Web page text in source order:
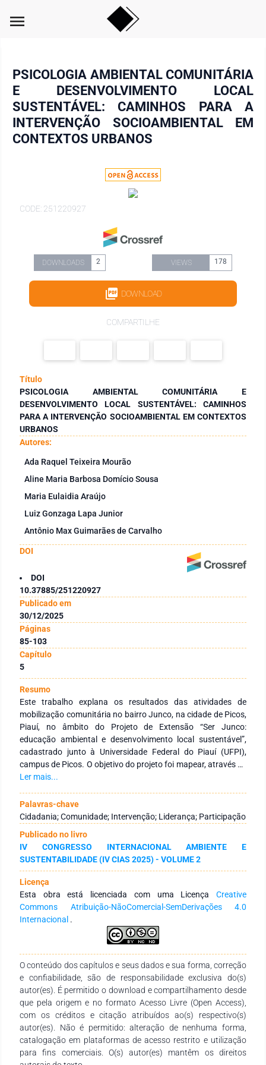
menu
PSICOLOGIA AMBIENTAL COMUNITÁRIA
E DESENVOLVIMENTO LOCAL
SUSTENTÁVEL: CAMINHOS PARA A
INTERVENÇÃO SOCIOAMBIENTAL EM
CONTEXTOS URBANOS
CODE: 251220927
DOWNLOADS 2 VIEWS 178
DOWNLOAD
COMPARTILHE
Título
PSICOLOGIA AMBIENTAL COMUNITÁRIA E
DESENVOLVIMENTO LOCAL SUSTENTÁVEL: CAMINHOS
PARA A INTERVENÇÃO SOCIOAMBIENTAL EM CONTEXTOS
URBANOS
Autores:
Ada Raquel Teixeira Mourão
Aline Maria Barbosa Domício Sousa
Maria Eulaidia Araújo
Luiz Gonzaga Lapa Junior
Antônio Max Guimarães de Carvalho
DOI
DOI
10.37885/251220927
Publicado em
30/12/2025
Páginas
85-103
Capítulo
5
Resumo
Este trabalho explana os resultados das atividades de
mobilização comunitária no bairro Junco, na cidade de Picos,
Piauí, no âmbito do Projeto de Extensão “Ser Junco:
educação ambiental e desenvolvimento local sustentável”,
cadastrado junto à Universidade Federal do Piauí (UFPI),
campus de Picos. O objetivo do projeto foi mapear, através de
lideranças comunitárias, os problemas ambientais do bairro e
Durante a primeira etapa de mobilização comunitária a
equipe do projeto fez contatos com as lideranças, vinculadas
aos postos de saúde, associações, movimentos populares,
representantes do movimento estudantil, entre outras
instituições locais, para conhecer as demandas e
necessidades do bairro Junco, assim como a realidade do
lugar. Em seguida, realizamos rodas de conversa sobre o
bairro e a aplicação de um questionário para levantamento
das percepções dos moradores sobre o ambiente com ênfase
em ações sobre educação ambiental e desenvolvimento
sustentável. Como resultado, a percepção dos moradores
indicou ausência de saneamento básico, queimadas, tráfego
Concluímos que a pesquisa interventiva favoreceu a análise
das relações entre os sujeitos e seus contextos ambientais
modificando a percepção e vínnculo dos moradores com a
cidade, além do desenvolvimento de ações cidadãs que
resultaram em refexões críticas e mudanças ambientais
necessárias ao Junco.
Ler mais...
Palavras-chave
Cidadania; Comunidade; Intervenção; Liderança; Participação
Publicado no livro
IV CONGRESSO INTERNACIONAL AMBIENTE E
SUSTENTABILIDADE (IV CIAS 2025) - VOLUME 2
Licença
Esta obra está licenciada com uma Licença Creative
Commons Atribuição-NãoComercial-SemDerivações 4.0
Internacional .
O conteúdo dos capítulos e seus dados e sua forma, correção
e confiabilidade, são de responsabilidade exclusiva do(s)
autor(es). É permitido o download e compartilhamento desde
que pela origem e no formato Acesso Livre (Open Access),
com os créditos e citação atribuídos ao(s) respectivo(s)
autor(es). Não é permitido: alteração de nenhuma forma,
catalogação em plataformas de acesso restrito e utilização
para fins comerciais. O(s) autor(es) mantêm os direitos